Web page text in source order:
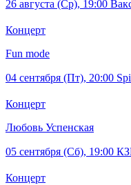
26 августа (Ср), 19:00
Концерт
Fun mode
04 сентября (Пт), 20:00
Концерт
Любовь Успенская
05 сентября (Сб), 19:00
Концерт